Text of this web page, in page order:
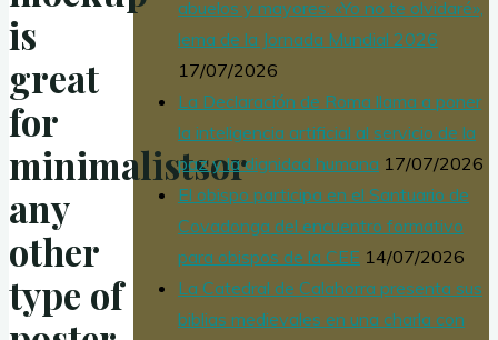
is
great
for
minimalistsor
any
other
type of
abuelos y mayores: «Yo no te olvidaré»,
lema de la Jornada Mundial 2026
17/07/2026
La Declaración de Roma llama a poner
la inteligencia artificial al servicio de la
paz y la dignidad humana 17/07/2026
El obispo participa en el Santuario de
Covadonga del encuentro formativo
para obispos de la CEE 14/07/2026
La Catedral de Calahorra presenta sus
biblias medievales en una charla con